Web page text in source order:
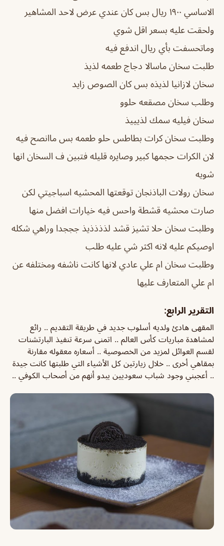
الاساسي ١٩٠٠ ريال بس كان عندي عرض لاحد المشاهير
ولحقت عليه بسعر اقل شوي
وماتحسفت بأي ريال اندفع فيه
طلبت سخان ماسالا دجاج طعمه لذيذ
سخان لازانيا لذيذه بس كان الصوص زايد
وطلب سخان مصقعه حلوو
سخان فيليه سمك لذيييذ
وطلبت سخان كرات بطاطس حلو طعمه بس ماانصح فيه
لان الكرات حجمها كبير وصايره قليله فتبين ف السخان انها
شويه
سخان رولات الباذنجان توقعتها المحشيه اسباجيتي لكن
صارت محشيه قشطة واحس فيه خيارات افضل منها
وطلبت سخان حلا تشيز قشد لذذذذيذ جججدا وراهي شكله
اوصيكم عليه لانه اكثر شي عليه طلب
وطلبت سخان ام علي عادي لانها كانت ناشفه ومختلفه عن
ام علي المتعارف عليها
التقرير الرابع:
المقهى هادئ ولديه أسلوب جديد في طريقة التقديم .. رائع
لمشاهدة مباريات كأس العالم .. اتمنى سرعة تنفيذ البارتشنات
لقسم العوائل لمزيد من الخصوصية .. أسعاره معقوله مقارنة
بمقاهي أخرى .. خلال زيارتين كل الأشياء التي طلبتها كانت جيدة
.. أعجبني وجود شباب سعوديين يبدو أنهم من أصحاب الكوفي ..